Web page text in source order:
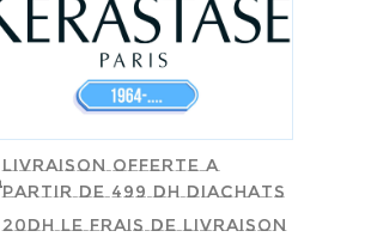
Livraison offerte a
partir de 499 dh d'achats
20dh le frais de livraison